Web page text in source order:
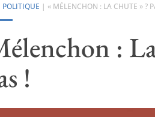
POLITIQUE |« MÉLENCHON : LA CHUTE » ?
:
!